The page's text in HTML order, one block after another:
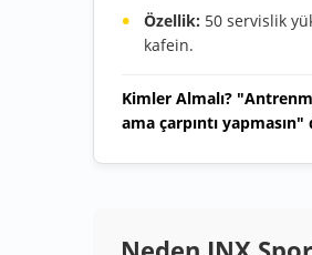
Özellik: 50 servislik
kafein.
Kimler Almalı?
ama çarpıntı